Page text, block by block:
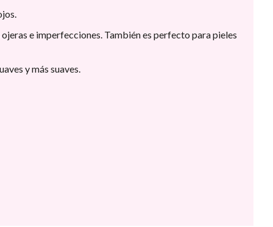
e imperfecciones. También es perfecto para pieles
y más suaves.